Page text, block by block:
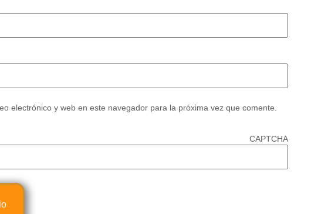
electrónico y web en este navegador para la próxima vez que comente.
CAPTCHA